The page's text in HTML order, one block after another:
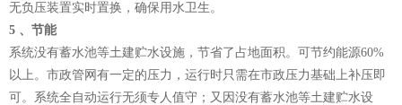
无负压装置实时置换，确保用水卫生。
5 、节能
系统没有蓄水池等土建贮水设施，节省了占地面积。可节约能源60%
以上。市政管网有一定的压力，运行时只需在市政压力基础上补压即
可。系统全自动运行无须专人值守；又因没有蓄水池等土建贮水设